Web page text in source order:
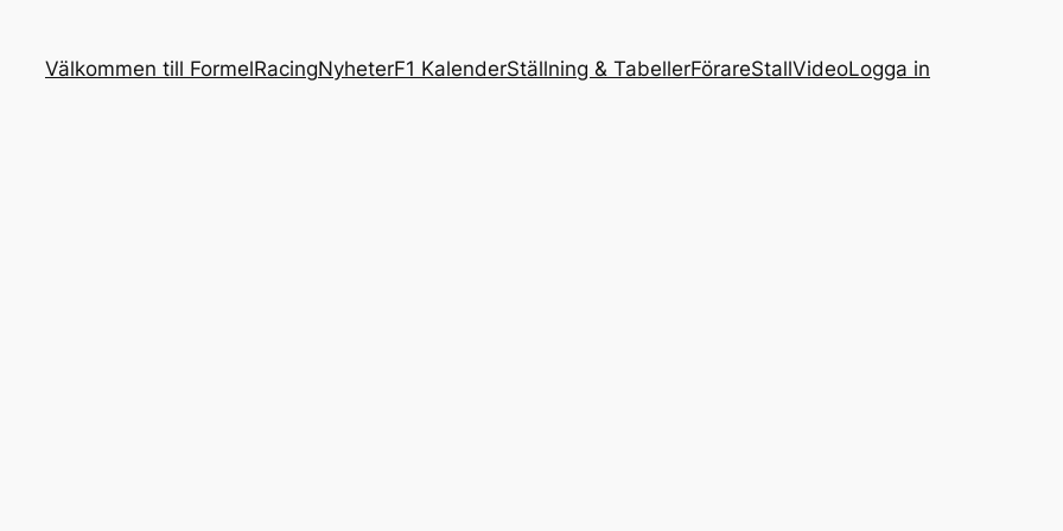
Välkommen till FormelRacingNyheterF1 KalenderStällning & TabellerFörareStallVideoLogga in